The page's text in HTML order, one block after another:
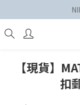
【現貨】
扣